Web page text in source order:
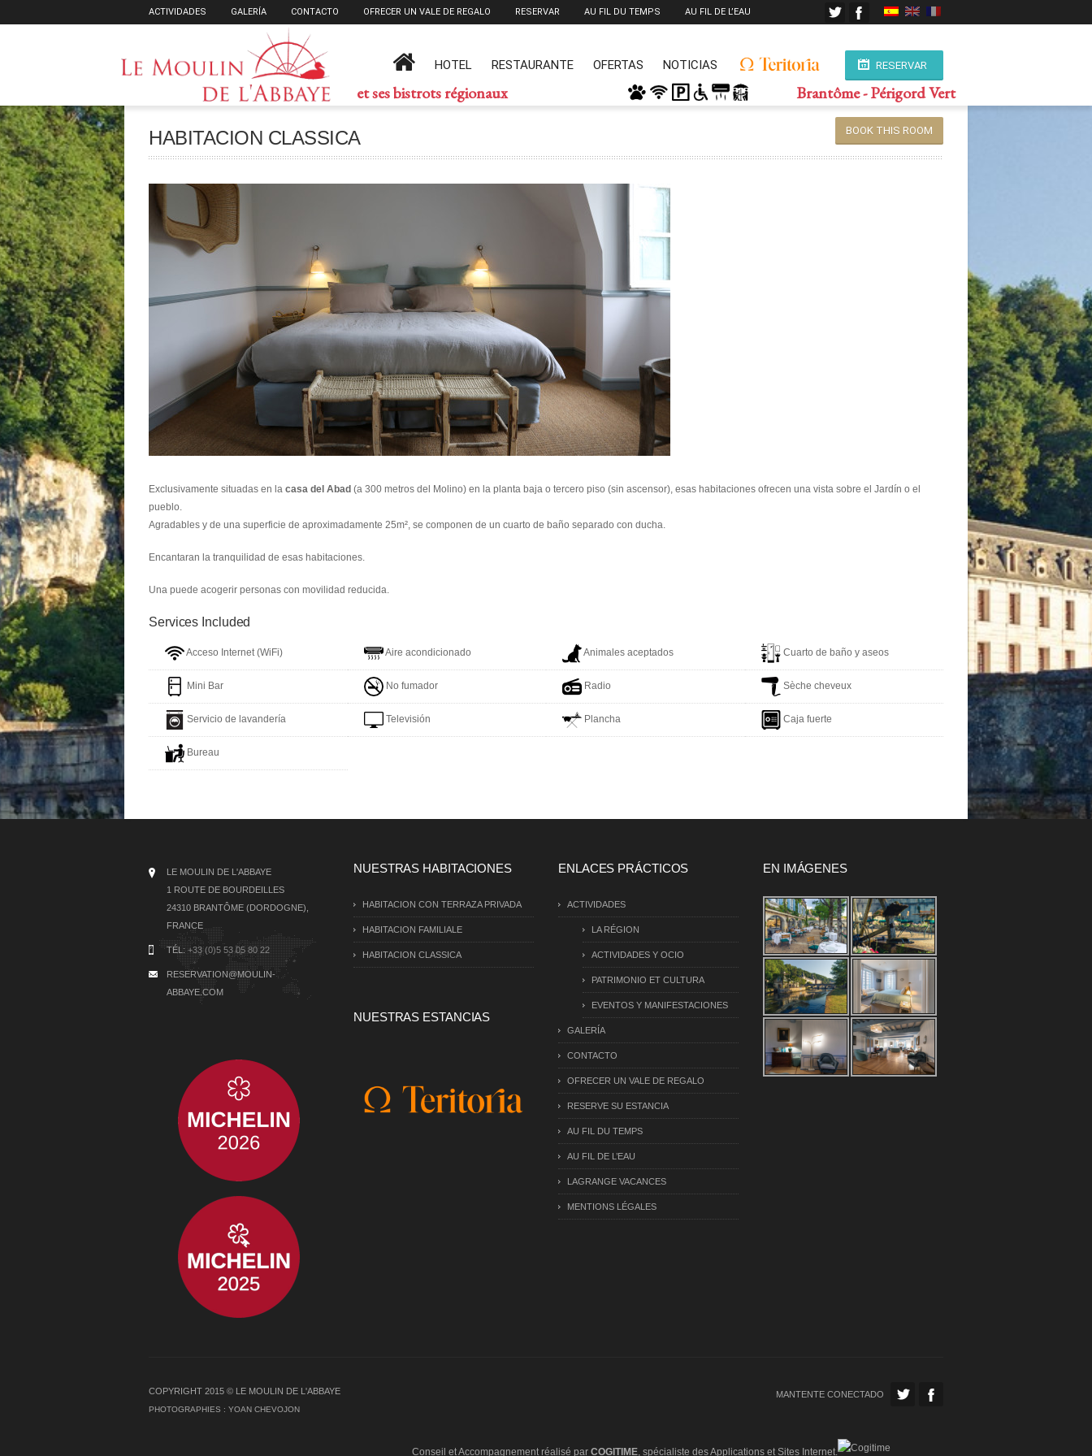
ACTIVIDADES GALERÍA CONTACTO OFRECER UN VALE DE REGALO RESERVAR AU FIL DU TEMPS AU FIL DE L’EAU
et ses bistrots régionaux
RESERVAR
HOTEL RESTAURANTE OFERTAS NOTICIAS
Brantôme - Périgord Vert
HABITACION CLASSICA BOOK THIS ROOM
Exclusivamente situadas en la casa del Abad (a 300 metros del Molino) en la planta baja o tercero piso (sin ascensor), esas habitaciones ofrecen una vista sobre el Jardín o el
pueblo.
Agradables y de una superficie de aproximadamente 25m², se componen de un cuarto de baño separado con ducha.
Encantaran la tranquilidad de esas habitaciones.
Una puede acogerir personas con movilidad reducida.
Services Included
Acceso Internet (WiFi) Aire acondicionado Animales aceptados Cuarto de baño y aseos
Mini Bar No fumador Radio Sèche cheveux
Servicio de lavandería Televisión Plancha Caja fuerte
Bureau
LE MOULIN DE L'ABBAYE
1 ROUTE DE BOURDEILLES
24310 BRANTÔME (DORDOGNE),
FRANCE
TÉL:+33 (0)5 53 05 80 22
RESERVATION@MOULIN-
ABBAYE.COM
NUESTRAS HABITACIONES
HABITACION CON TERRAZA PRIVADA
HABITACION FAMILIALE
HABITACION CLASSICA
NUESTRAS ESTANCIAS
ENLACES PRÁCTICOS
ACTIVIDADES
LA RÉGION
ACTIVIDADES Y OCIO
PATRIMONIO ET CULTURA
EVENTOS Y MANIFESTACIONES
GALERÍA
CONTACTO
OFRECER UN VALE DE REGALO
RESERVE SU ESTANCIA
AU FIL DU TEMPS
AU FIL DE L’EAU
LAGRANGE VACANCES
MENTIONS LÉGALES
EN IMÁGENES
COPYRIGHT 2015 © LE MOULIN DE L'ABBAYE
PHOTOGRAPHIES : YOAN CHEVOJON
MANTENTE CONECTADO
Conseil et Accompagnement réalisé par COGITIME, spécialiste des Applications et Sites Internet.